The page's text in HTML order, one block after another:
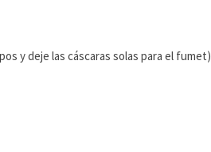
y deje las cáscaras solas para el fumet)